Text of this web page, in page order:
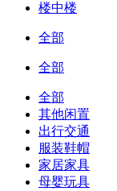
楼中楼
全部
全部
全部
其他闲置
出行交通
服装鞋帽
家居家具
母婴玩具